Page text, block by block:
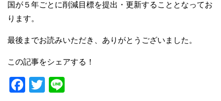
国が５年ごとに削減目標を提出・更新することとなってお
ります。
最後までお読みいただき、ありがとうございました。
この記事をシェアする！
F
T